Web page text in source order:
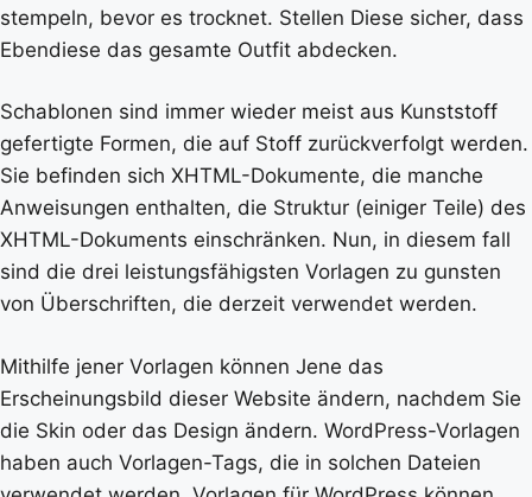
stempeln, bevor es trocknet. Stellen Diese sicher, dass
Ebendiese das gesamte Outfit abdecken.
Schablonen sind immer wieder meist aus Kunststoff
gefertigte Formen, die auf Stoff zurückverfolgt werden.
Sie befinden sich XHTML-Dokumente, die manche
Anweisungen enthalten, die Struktur (einiger Teile) des
XHTML-Dokuments einschränken. Nun, in diesem fall
sind die drei leistungsfähigsten Vorlagen zu gunsten
von Überschriften, die derzeit verwendet werden.
Mithilfe jener Vorlagen können Jene das
Erscheinungsbild dieser Website ändern, nachdem Sie
die Skin oder das Design ändern. WordPress-Vorlagen
haben auch Vorlagen-Tags, die in solchen Dateien